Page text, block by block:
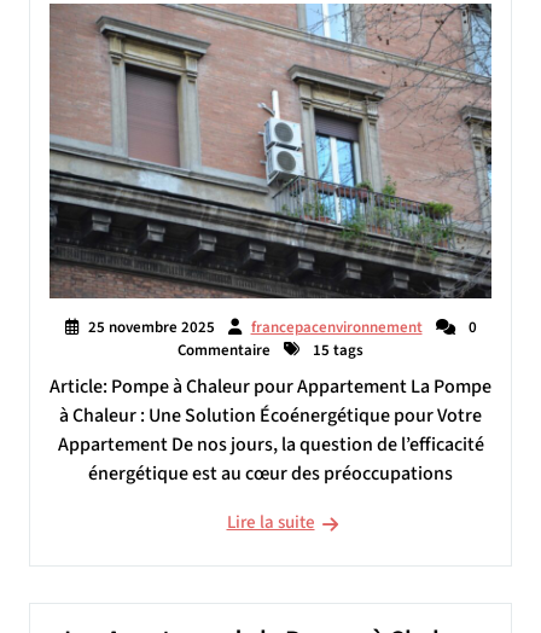
25 novembre 2025 francepacenvironnement
0
Commentaire
15 tags
Article: Pompe à Chaleur pour Appartement La Pompe
à Chaleur : Une Solution Écoénergétique pour Votre
Appartement De nos jours, la question de l’efficacité
énergétique est au cœur des préoccupations
Lire la suite